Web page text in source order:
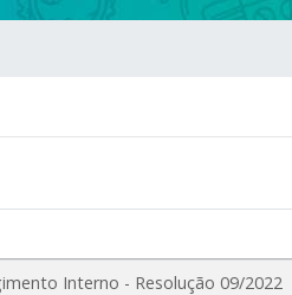
Interno - Resolução 09/2022